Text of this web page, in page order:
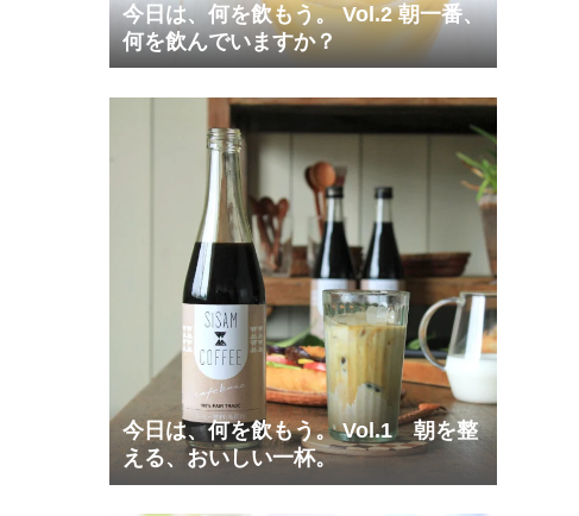
今日は、何を飲もう。 Vol.2 朝一番、
何を飲んでいますか？
今日は、何を飲もう。 Vol.1 朝を整
える、おいしい一杯。